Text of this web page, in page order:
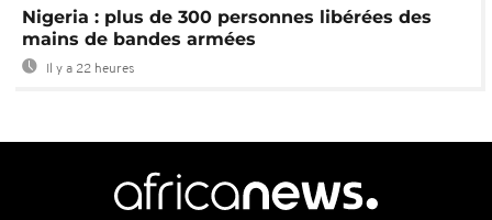
Nigeria : plus de 300 personnes libérées des
mains de bandes armées
Il y a 22 heures